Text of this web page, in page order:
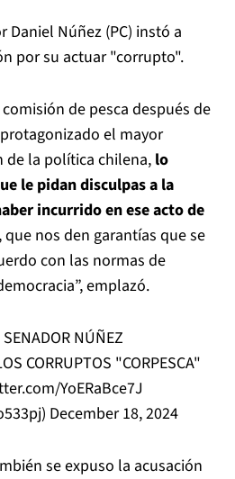
Daniel Núñez (PC) instó a
por su actuar "corrupto".
de pesca después de
el mayor
de la política chilena, lo
le pidan disculpas a la
incurrido en ese acto de
que nos den garantías que se
con las normas de
emplazó.
SENADOR NÚÑEZ
CORRUPTOS "CORPESCA"
YoERaBce7J
December 18, 2024
se expuso la acusación